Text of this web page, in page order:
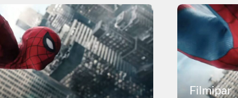
Filmipar